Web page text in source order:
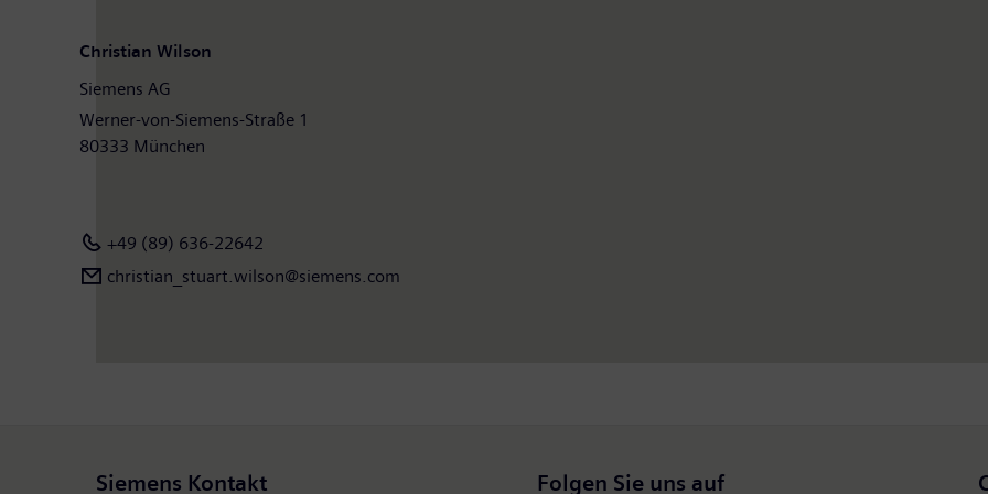
Christian Wilson
Siemens AG
Werner-von-Siemens-Straße 1
80333 München
+49 (89) 636-22642
christian_stuart.wilson@siemens.com
Siemens Kontakt Folgen Sie uns auf